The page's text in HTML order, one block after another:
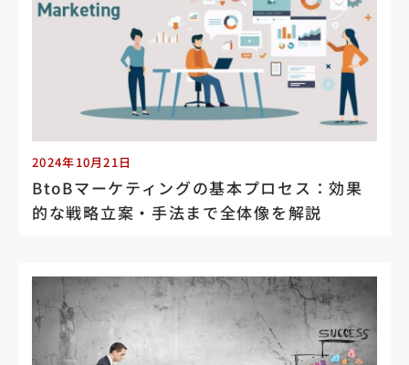
2024年10月21日
BtoBマーケティングの基本プロセス：効果
的な戦略立案・手法まで全体像を解説